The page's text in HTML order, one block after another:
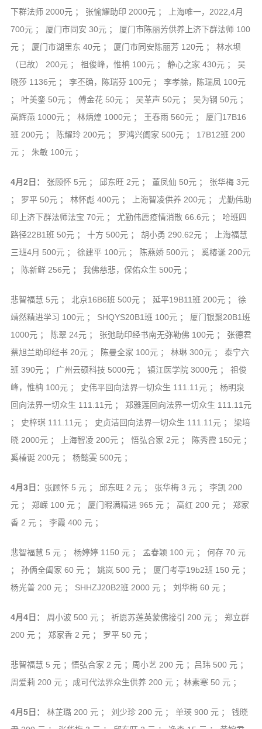
下群法师 2000元 ； 张愉耀助印 2000元 ； 上海唯一，2022,4月
700元 ； 厦门市同安 30元 ； 厦门市陈丽芳供养上济下群法师 100
元 ； 厦门市湖里东 40元 ； 厦门市同安陈丽芳 120元 ； 林水坝
（已故） 200元 ； 祖俊峰，惟柟 100元 ； 静心之家 430元 ； 吴
晓莎 1136元 ； 李丕确，陈瑞芬 100元 ； 李孝艅，陈瑞凤 100元
； 叶美銮 50元 ； 傅金花 50元 ； 吴革声 50元 ； 吴为钢 50元 ；
高辉燕 1000元 ； 林炳煌 1000元 ； 王春雨 560元 ； 厦门17B16
班 200元 ； 陈耀玲 200元 ； 罗鸿兴阖家 500元 ； 17B12班 200
元 ； 朱敏 100元 ；
4月2日：
张顾怀 5元 ； 邱东旺 2元 ； 董凤仙 50元 ； 张华梅 3元
； 罗平 50元 ； 林怀彪 400元 ； 上海智凌供养 200元 ； 尤勤伟助
印上济下群法师法宝 70元 ； 尤勤伟愿疫情消散 66.6元 ； 哈班四
路径22B1班 50元 ； 十方 500元 ； 胡小勇 290.62元 ； 上海福慧
三班4月 500元 ； 徐建平 100元 ； 陈燕娇 500元 ； 奚椿诞 200元
； 陈新鲜 256元 ； 我佛慈悲，保佑众生 500元 ；
悲智福慧 5元 ； 北京16B6班 500元 ； 延平19B11班 200元 ； 徐
靖然精进学习 100元 ； SHQYS20B1班 100元 ； 厦门银聚20B1班
1000元 ； 陈翠 24元 ； 张弛助印经书南无弥勒佛 100元 ； 张德君
蔡旭兰助印经书 20元 ； 陈曼全家 100元 ； 林琳 300元 ； 泰宁六
班 390元 ； 广州云硕科技 5000元 ； 镇江医学院 3000元 ； 祖俊
峰，惟柟 100元 ； 史伟平回向法界一切众生 111.11元 ； 杨明泉
回向法界一切众生 111.11元 ； 郑雅莲回向法界一切众生 111.11元
； 史梓琪 111.11元 ； 史贞洁回向法界一切众生 111.11元 ； 梁培
晓 2000元 ； 上海智凌 200元 ； 悟弘合家 2元 ； 陈秀霞 150元 ；
奚椿诞 200元 ； 杨懿雯 500元 ；
4月3日： 张顾怀 5 元 ； 邱东旺 2 元 ； 张华梅 3 元 ； 李凯 200
元 ； 郑嵘 100 元 ； 厦门暇满精进 965 元 ； 高红 200 元 ； 郑家
香 2 元 ； 李霞 400 元 ；
悲智福慧 5 元 ； 杨婷婷 1150 元 ； 孟春颖 100 元 ； 何存 70 元
； 孙俩全阖家 60 元 ； 姚岚 500 元 ； 厦门考亭19b2班 150 元 ；
杨光普 200 元 ； SHHZJ20B2班 2000 元 ； 刘华梅 60 元 ；
4月4日： 周小波 500 元 ； 祈愿苏莲英蒙佛接引 200 元 ； 郑立群
200 元 ； 郑家香 2 元 ； 罗平 50 元 ；
悲智福慧 5 元 ；悟弘合家 2 元 ；周小艺 200 元 ；吕玮 500 元 ；
周爱莉 200 元 ；成可代法界众生供养 200 元 ；林素寒 50 元 ；
4月5日： 林芷璐 200 元 ； 刘少珍 200 元 ； 单瑛 900 元 ； 钱晓